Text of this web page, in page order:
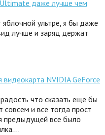
даже лучше чем
ультре, я бы даже
лучше и заряд держат
видеокарта NVIDIA GeForce
что сказать еще бы
совсем и все тогда прост
предыдущей все было